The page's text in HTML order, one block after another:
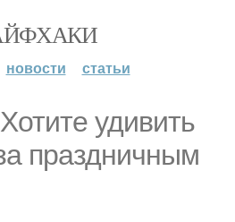
новости статьи
удивить
праздничным